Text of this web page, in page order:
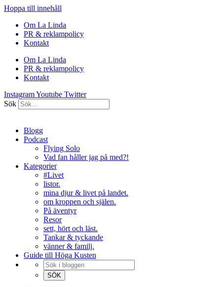
Hoppa till innehåll
Om La Linda
PR & reklampolicy
Kontakt
Om La Linda
PR & reklampolicy
Kontakt
InstagramYoutube Twitter
Sök
Blogg
Podcast
Flying Solo
Vad fan håller jag på med?!
Kategorier
#Livet
listor.
mina djur & livet på landet.
om kroppen och själen.
På äventyr
Resor
sett, hört och läst.
Tankar & tyckande
vänner & familj.
Guide till Höga Kusten